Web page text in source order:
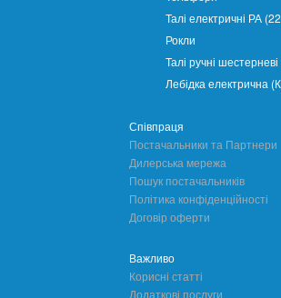
Талі електричні РА
Рокли
Талі ручні шестерневі
Лебідка електрична
Співпраця
Постачальники та Партнери
Дилерська мережа
Пошук постачальників
Політика конфіденційності
Договір оферти
Важливо
Корисні статті
Додаткові послуги